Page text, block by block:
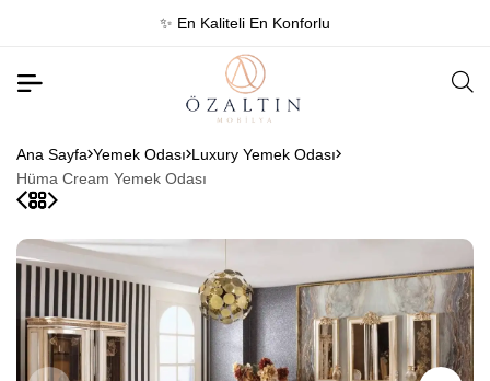
Ana Sayfa Yemek Odası Luxury Yemek Odası
Hüma Cream Yemek Odası